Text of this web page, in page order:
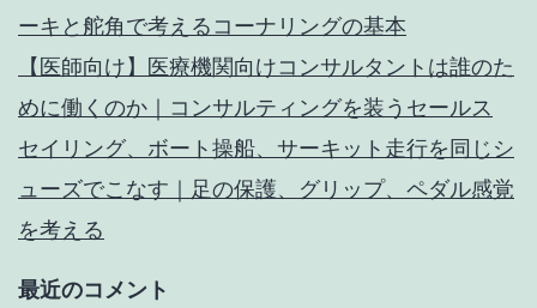
ーキと舵角で考えるコーナリングの基本
【医師向け】医療機関向けコンサルタントは誰のた
めに働くのか｜コンサルティングを装うセールス
セイリング、ボート操船、サーキット走行を同じシ
ューズでこなす｜足の保護、グリップ、ペダル感覚
を考える
最近のコメント